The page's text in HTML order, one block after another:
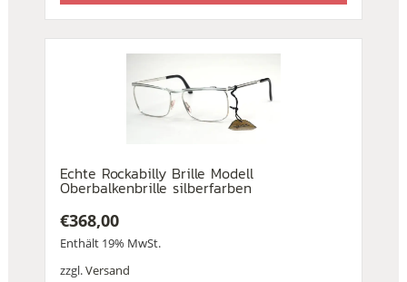
Echte Rockabilly Brille Modell
Oberbalkenbrille silberfarben
€368,00
Enthält 19% MwSt.
zzgl.Versand